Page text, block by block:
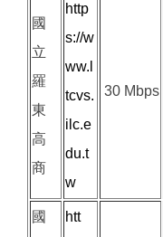
國
立
羅
東
高
商
http
s://w
ww.l
tcvs.
ilc.e
du.t
w
30 Mbps
國
htt